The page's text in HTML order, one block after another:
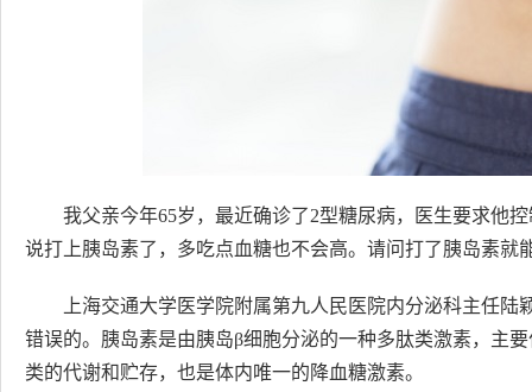
我父亲今年65岁，最近确诊了2型糖尿病，医生要求他
说打上胰岛素了，多吃点血糖也不会高。请问打了胰岛素就
上海交通大学医学院附属第九人民医院内分泌科主任
错误的。胰岛素是由胰岛β细胞分泌的一种多肽类激素，主
类的代谢和贮存，也是体内唯一的降血糖激素。